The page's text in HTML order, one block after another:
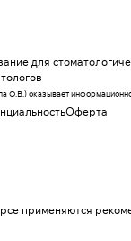
для
оказывает
Оферта
применяются